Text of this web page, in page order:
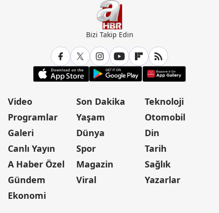
Bizi Takip Edin
Video
Programlar
Galeri
Canlı Yayın
A Haber Özel
Gündem
Ekonomi
Son Dakika
Yaşam
Dünya
Spor
Magazin
Viral
Teknoloji
Otomobil
Din
Tarih
Sağlık
Yazarlar